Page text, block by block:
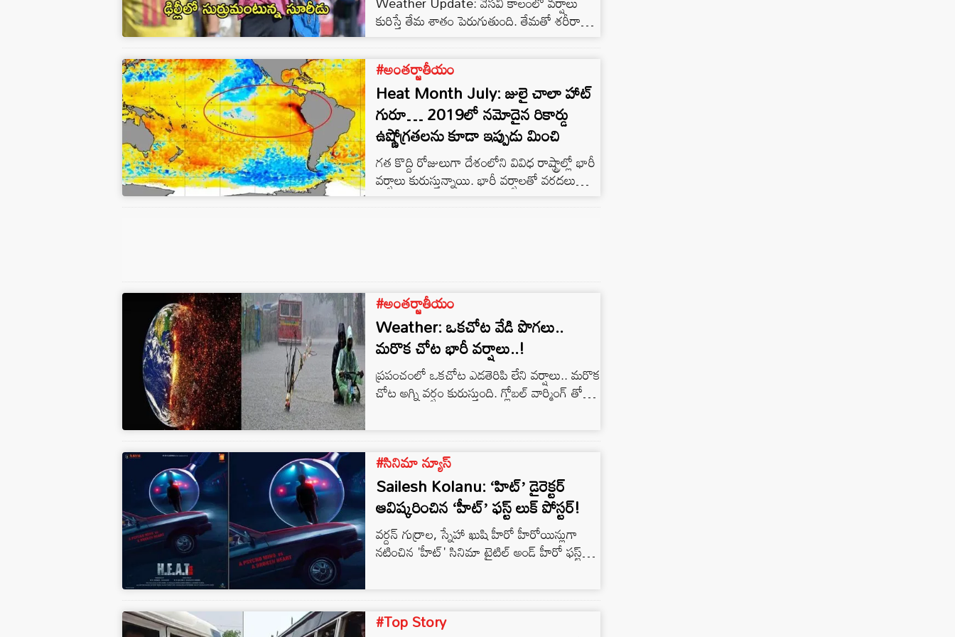
కురిస్తే తేమ శాతం పెరుగుతుంది. తేమతో శరీరానికి
భారతదేశంలోని ప్రజలు ముఖ్యంగా యూపీ వాసులు
దీనిని జిగట వేసవిగా పిలుస్తారు. ఈ సమయంలో
కూలర్లు, ఫ్యాన్లు కూడా ఎక్కువగా పని చేయవు.
#అంతర్జాతీయం
Heat Month July: జులై చాలా హాట్
గురూ… 2019లో నమోదైన రికార్డు
ఉష్ణోగ్రతలను కూడా ఇప్పుడు మించి
గత కొద్ది రోజులుగా దేశంలోని వివిధ రాష్ట్రాల్లో భారీ
వర్షాలు కురుస్తున్నాయి. భారీ వర్షాలతో వరదలు
ఎక్కువయ్యాయి.
#అంతర్జాతీయం
Weather: ఒకచోట వేడి పొగలు..
మరొక చోట భారీ వర్షాలు..!
ప్రపంచంలో ఒకచోట ఎడతెరిపి లేని వర్షాలు.. మరొక
చోట అగ్ని వర్షం కురుస్తుంది. గ్లోబల్ వార్మింగ్ తో
లక్షలాది మంది ప్రజలు వేడికి అల్లాడిపోతున్నారు.
క్షిణ కొరియాలో భారీ వర్షాలు కురుస్తున్నాయి. గత
నాలుగు రోజులుగా వర్ష బీభత్సంతో డ్యామ్‌లు
పొంగిపొర్లుతున్నాయి. భారీ వర్షాల కారణంగా 33
మంది మరణించారని, మరో 10 మంది
గల్లంతయ్యారని ఆ దేశ అంతర్గత వ్యవహారాల
మంత్రిత్వ…
#సినిమా న్యూస్
Sailesh Kolanu: ‘హిట్’ డైరెక్టర్
ఆవిష్కరించిన ‘హీట్’ ఫస్ట్ లుక్ పోస్టర్!
వర్దన్ గుర్రాల, స్నేహా ఖుషి హీరో హీరోయిన్లుగా
నటించిన 'హీట్' సినిమా టైటిల్ అండ్ హీరో ఫస్ట్
లుక్ పోస్టర్స్ ను ప్రముఖ దర్శకుడు శైలేష్ కొలను
#Top Story